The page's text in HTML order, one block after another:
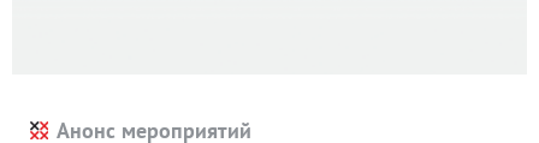
Анонс мероприятий